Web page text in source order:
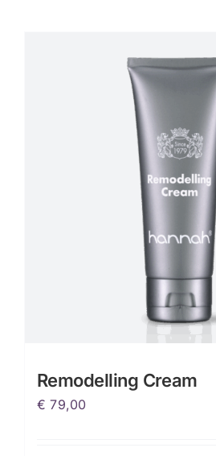
variaties.
Deze
optie
kan
gekozen
worden
op
de
productpagina
Remodelling Cream
€ 79,00